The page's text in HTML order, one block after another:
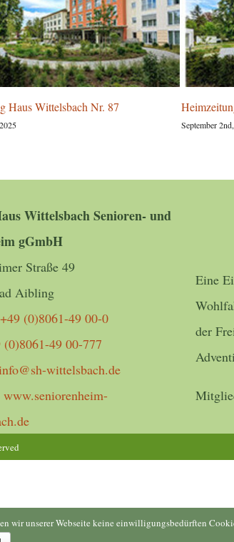
Haus Wittelsbach Nr. 87
September
Wittelsbach Senioren- und
gGmbH
Straße 49
Aibling
+49 (0)8061-49 00-0
(0)8061-49 00-777
wittelsbach.de
www.seniorenheim-
Eine
der
wir unserer Webseite keine einwilligungsbedürften